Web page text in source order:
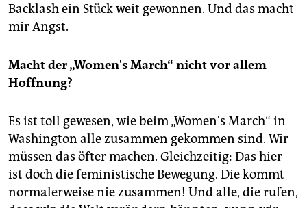
Backlash ein Stück weit gewonnen. Und das macht
mir Angst.
Macht der „Women's March“ nicht vor allem
Hoffnung?
Es ist toll gewesen, wie beim „Women's March“ in
Washington alle zusammen gekommen sind. Wir
müssen das öfter machen. Gleichzeitig: Das hier
ist doch die feministische Bewegung. Die kommt
normalerweise nie zusammen! Und alle, die rufen,